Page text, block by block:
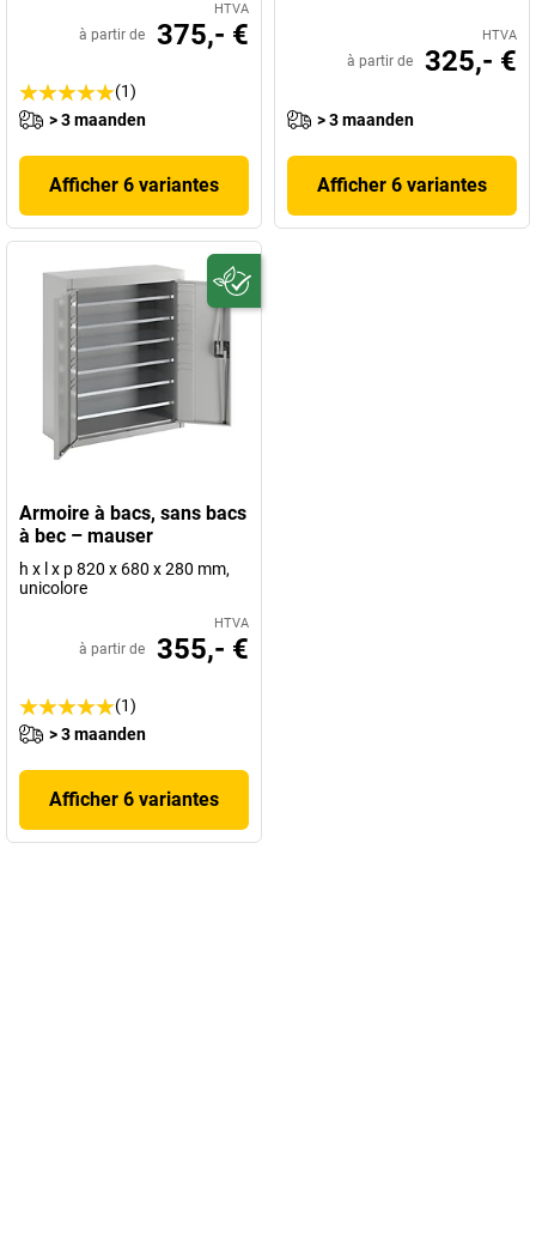
HTVA
à partir de 375,- €
(1)
> 3 maanden
Afficher 6 variantes
HTVA
à partir de 325,- €
> 3 maanden
Afficher 6 variantes
Armoire à bacs, sans bacs
à bec – mauser
h x l x p 820 x 680 x 280 mm,
unicolore
HTVA
à partir de 355,- €
(1)
> 3 maanden
Afficher 6 variantes